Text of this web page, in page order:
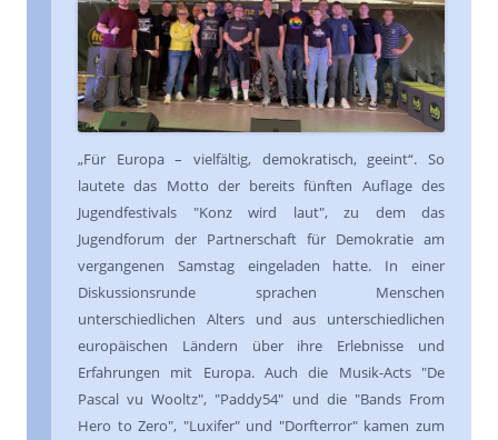
„Für Europa – vielfältig, demokratisch, geeint“. So
lautete das Motto der bereits fünften Auflage des
Jugendfestivals "Konz wird laut", zu dem das
Jugendforum der Partnerschaft für Demokratie am
vergangenen Samstag eingeladen hatte. In einer
Diskussionsrunde sprachen Menschen
unterschiedlichen Alters und aus unterschiedlichen
europäischen Ländern über ihre Erlebnisse und
Erfahrungen mit Europa. Auch die Musik-Acts "De
Pascal vu Wooltz", "Paddy54" und die "Bands From
Hero to Zero", "Luxifer" und "Dorfterror" kamen zum